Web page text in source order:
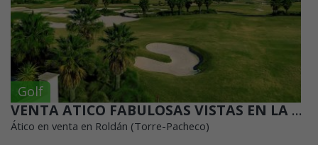
Golf
VENTA ATICO FABULOSAS VISTAS EN LA TORRE GOLF RESORT
Ático en venta en Roldán (Torre-Pacheco)